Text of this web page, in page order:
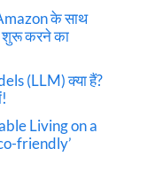
के साथ
शुरू करने का
(LLM) क्या हैं?
Living on a
friendly’